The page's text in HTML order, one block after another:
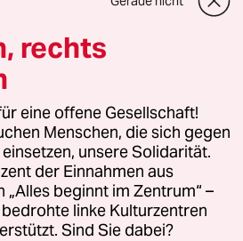
vom Brandstifter hält sich
in Mittel- und Osteuropa
mit Ansage
rechts
eine offene Gesellschaft!
Menschen, die sich gegen
unsere Solidarität.
der Einnahmen aus
„Alles beginnt im Zentrum“ –
linke Kulturzentren
Sind Sie dabei?